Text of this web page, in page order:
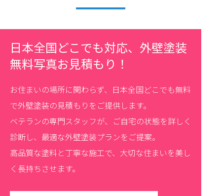
日本全国どこでも対応、外壁塗装
無料写真お見積もり！
お住まいの場所に関わらず、日本全国どこでも無料
で外壁塗装の見積もりをご提供します。
ベテランの専門スタッフが、ご自宅の状態を詳しく
診断し、最適な外壁塗装プランをご提案。
高品質な塗料と丁寧な施工で、大切な住まいを美し
く長持ちさせます。